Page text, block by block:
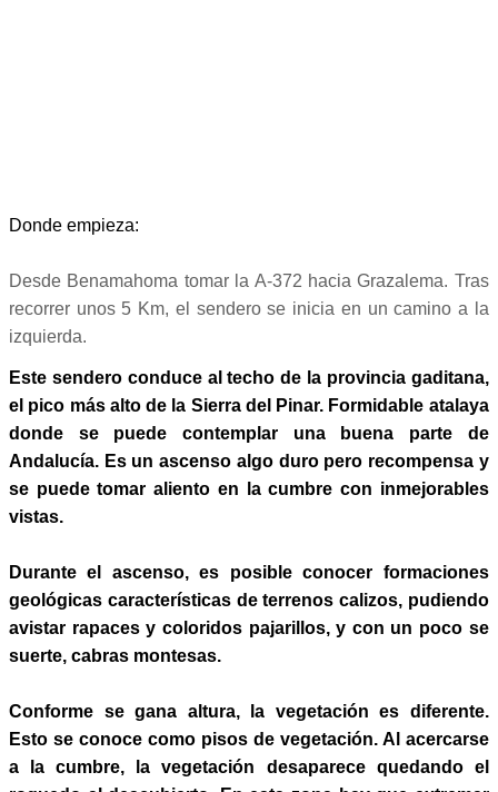
Donde empieza:
Desde Benamahoma tomar la A-372 hacia Grazalema. Tras
recorrer unos 5 Km, el sendero se inicia en un camino a la
izquierda.
Este sendero conduce al techo de la provincia gaditana,
el pico más alto de la Sierra del Pinar. Formidable atalaya
donde se puede contemplar una buena parte de
Andalucía. Es un ascenso algo duro pero recompensa y
se puede tomar aliento en la cumbre con inmejorables
vistas.
Durante el ascenso, es posible conocer formaciones
geológicas características de terrenos calizos, pudiendo
avistar rapaces y coloridos pajarillos, y con un poco se
suerte, cabras montesas.
Conforme se gana altura, la vegetación es diferente.
Esto se conoce como pisos de vegetación. Al acercarse
a la cumbre, la vegetación desaparece quedando el